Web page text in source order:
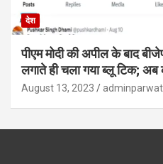
देश
पीएम मोदी की अपील के बाद
लगाते ही चला गया ब्लू टिक;
August 13, 2023